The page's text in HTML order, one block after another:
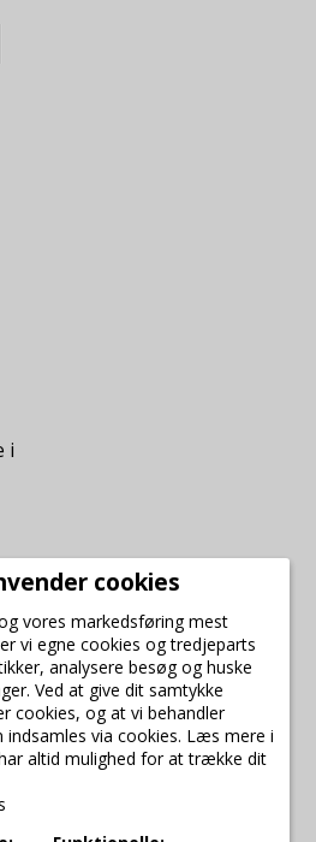
i
cookies
vores markedsføring mest
vi egne cookies og tredjeparts
analysere besøg og huske
Ved at give dit samtykke
cookies, og at vi behandler
indsamles via cookies. Læs mere i
altid mulighed for at trække dit